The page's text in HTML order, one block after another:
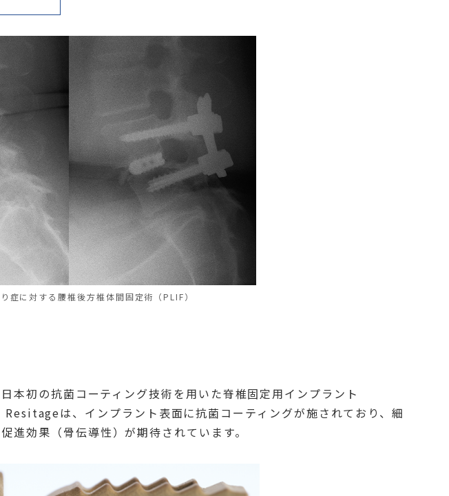
症に対する腰椎後方椎体間固定術（PLIF）
本初の抗菌コーティング技術を用いた脊椎固定用インプラント
は、インプラント表面に抗菌コーティングが施されており、細
進効果（骨伝導性）が期待されています。